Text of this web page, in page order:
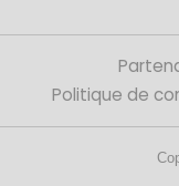
Politique de